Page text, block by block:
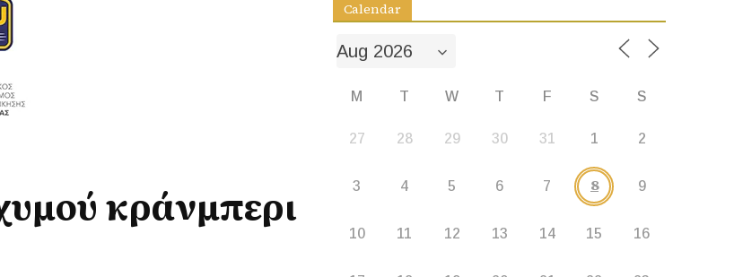
κράνμπερι
Calendar
M T W T F S S
27 28 29 30 31 1 2
3 4 5 6 7 8 9
10 11 12 13 14 15 16